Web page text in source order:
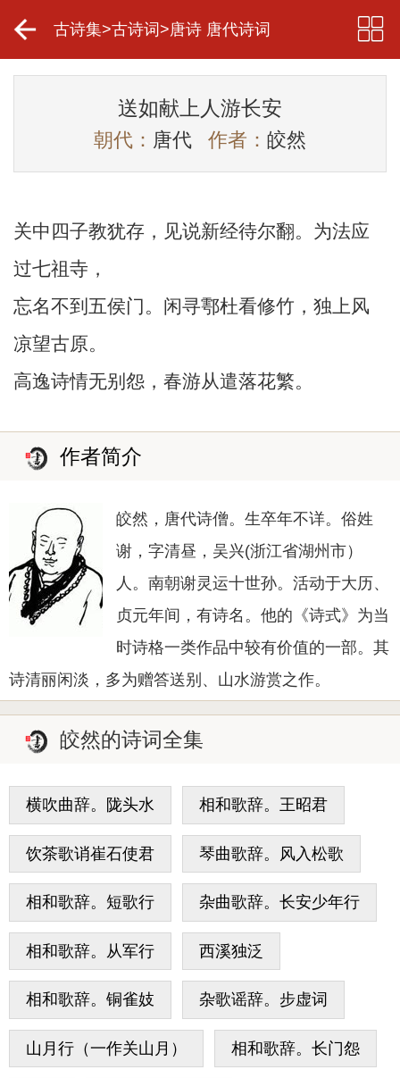
古诗集>古诗词 >唐诗 唐代诗词
送如献上人游长安
朝代： 唐代 作者： 皎然
关中四子教犹存，见说新经待尔翻。为法应
过七祖寺，
忘名不到五侯门。闲寻鄠杜看修竹，独上风
凉望古原。
高逸诗情无别怨，春游从遣落花繁。
作者简介
皎然，唐代诗僧。生卒年不详。俗姓
谢，字清昼，吴兴(浙江省湖州市）
人。南朝谢灵运十世孙。活动于大历、
贞元年间，有诗名。他的《诗式》为当
时诗格一类作品中较有价值的一部。其
诗清丽闲淡，多为赠答送别、山水游赏之作。
皎然的诗词全集
横吹曲辞。陇头水 相和歌辞。王昭君
饮茶歌诮崔石使君 琴曲歌辞。风入松歌
相和歌辞。短歌行 杂曲歌辞。长安少年行
相和歌辞。从军行 西溪独泛
相和歌辞。铜雀妓 杂歌谣辞。步虚词
山月行（一作关山月） 相和歌辞。长门怨